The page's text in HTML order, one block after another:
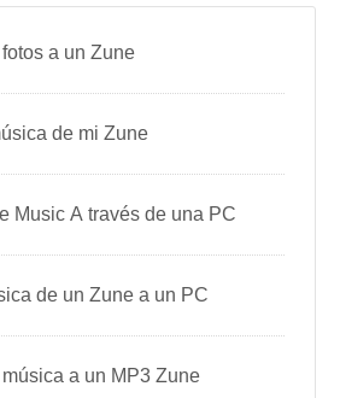
a un Zune
de mi Zune
Music A través de una PC
de un Zune a un PC
a un MP3 Zune